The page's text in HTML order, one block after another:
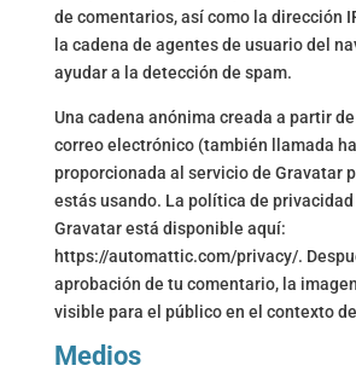
de comentarios, así como la dirección
la cadena de agentes de usuario del
ayudar a la detección de spam.
Una cadena anónima creada a partir
correo electrónico (también llamada
proporcionada al servicio de Gravatar
estás usando. La política de
Gravatar está disponible aquí:
https://automattic.com/privacy/.
aprobación de tu comentario, la
visible para el público en el contexto
Medios